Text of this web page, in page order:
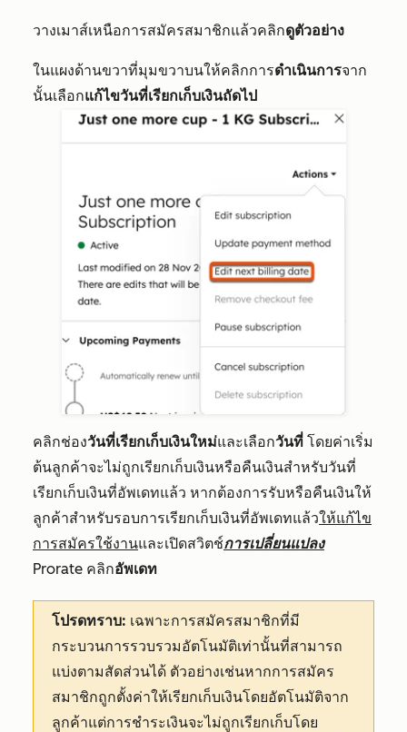
วางเมาส์เหนือการสมัครสมาชิกแล้วคลิกดูตัวอย่าง
ในแผงด้านขวาที่มุมขวาบนให้คลิกการดำเนินการจาก
นั้นเลือกแก้ไขวันที่เรียกเก็บเงินถัดไป
คลิกช่องวันที่เรียกเก็บเงินใหม่และเลือกวันที่ โดยค่าเริ่ม
ต้นลูกค้าจะไม่ถูกเรียกเก็บเงินหรือคืนเงินสำหรับวันที่
เรียกเก็บเงินที่อัพเดทแล้ว หากต้องการรับหรือคืนเงินให้
ลูกค้าสำหรับรอบการเรียกเก็บเงินที่อัพเดทแล้วให้แก้ไข
การสมัครใช้งานและเปิดสวิตช์การเปลี่ยนแปลง
Prorate คลิกอัพเดท
โปรดทราบ: เฉพาะการสมัครสมาชิกที่มี
กระบวนการรวบรวมอัตโนมัติเท่านั้นที่สามารถ
แบ่งตามสัดส่วนได้ ตัวอย่างเช่นหากการสมัคร
สมาชิกถูกตั้งค่าให้เรียกเก็บเงินโดยอัตโนมัติจาก
ลูกค้าแต่การชำระเงินจะไม่ถูกเรียกเก็บโดย